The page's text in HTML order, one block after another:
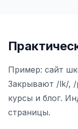
Пример: сайт
Закрывают /lk/,
курсы и блог.
страницы.